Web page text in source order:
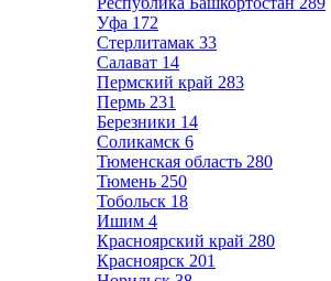
Уфа 172
Стерлитамак 33
Салават 14
Пермский край 283
Пермь 231
Березники 14
Соликамск 6
Тюменская область 280
Тюмень 250
Тобольск 18
Ишим 4
Красноярский край 280
Красноярск 201